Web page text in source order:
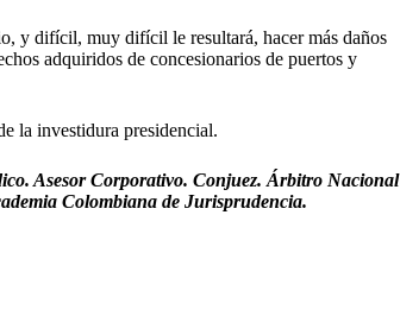
y difícil, muy difícil le resultará, hacer más daños
adquiridos de concesionarios de puertos y
la investidura presidencial.
Asesor Corporativo. Conjuez. Árbitro Nacional
Colombiana de Jurisprudencia.